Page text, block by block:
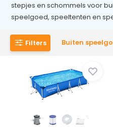
stepjes en schommels voor
speelgoed, speeltenten en
Filters Buiten